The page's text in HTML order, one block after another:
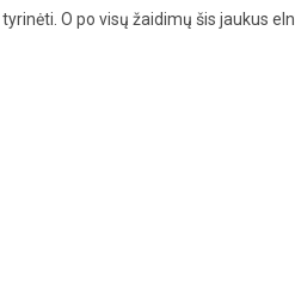
O po visų žaidimų šis jaukus